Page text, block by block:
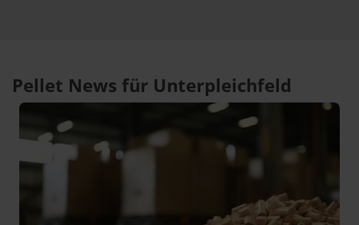
Pellet News für Unterpleichfeld